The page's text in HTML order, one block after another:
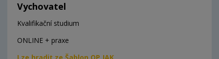
Vychovatel
Kvalifikační studium
ONLINE + praxe